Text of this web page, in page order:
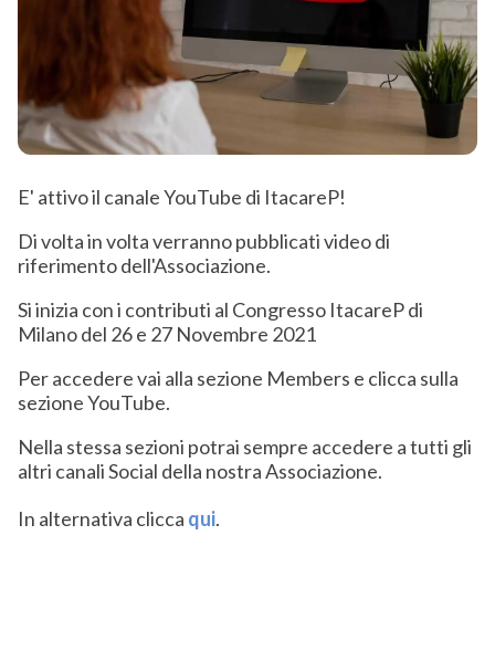
E' attivo il canale YouTube di ItacareP!
Di volta in volta verranno pubblicati video di
riferimento dell'Associazione.
Si inizia con i contributi al Congresso ItacareP di
Milano del 26 e 27 Novembre 2021
Per accedere vai alla sezione Members e clicca sulla
sezione YouTube.
Nella stessa sezioni potrai sempre accedere a tutti gli
altri canali Social della nostra Associazione.
In alternativa clicca qui.